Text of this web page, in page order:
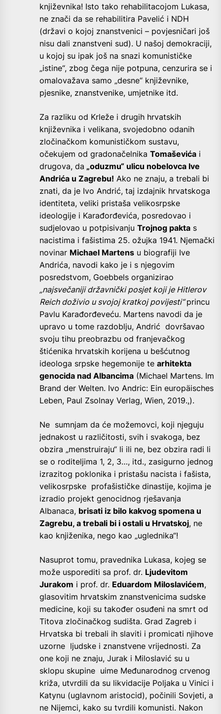
književnika! Isto tako rehabilitacojom Lukasa,
ne znači da se rehabilitira Pavelić i NDH
(državi o kojoj znanstvenici – povjesničari još
nisu dali znanstveni sud). U našoj demokraciji,
u kojoj su ipak još na snazi komunističke
„istine“, zbog čega nije potpuna, cenzurira se i
omalovažava samo „desne“ književnike,
pjesnike, znanstvenike, umjetnike itd.
Za razliku od Krleže i drugih hrvatskih
književnika i velikana, svojedobno odanih
zločinačkom komunističkom sustavu,
očekujem od gradonačelnika Tomaševića i
drugova, da „oduzmu“ ulicu nobelovca Ive
Andrića u Zagrebu! Ako ne znaju, a trebali bi
znati, da je Ivo Andrić, taj izdajnik hrvatskoga
identiteta, veliki pristaša velikosrpske
ideologije i Karađorđevića, posredovao i
sudjelovao u potpisivanju Trojnog pakta s
nacistima i fašistima 25. ožujka 1941. Njemački
novinar Michael Martens u biografiji Ive
Andrića, navodi kako je i s njegovim
posredstvom, Goebbels organizirao
„najsvečaniji državnički posjet koji je Hitlerov
Reich doživio u svojoj kratkoj povijesti“princu
Pavlu Karađorđeveću. Martens navodi da je
upravo u tome razdoblju, Andrić dovršavao
svoju tihu preobrazbu od franjevačkog
štićenika hrvatskih korijena u bešćutnog
ideologa srpske hegemonije te arhitekta
genocida nad Albancima (Michael Martens. Im
Brand der Welten. Ivo Andric: Ein europäisches
Leben, Paul Zsolnay Verlag, Wien, 2019.,).
Ne sumnjam da će možemovci, koji njeguju
jednakost u različitosti, svih i svakoga, bez
obzira „menstruiraju“ li ili ne, bez obzira radi li
se o roditeljima 1, 2, 3…, itd., zasigurno jednog
izrazitog poklonika i pristašu nacista i fašista,
velikosrpske profašističke dinastije, kojima je
izradio projekt genocidnog rješavanja
Albanaca, brisati iz bilo kakvog spomena u
Zagrebu, a trebali bi i ostali u Hrvatskoj, ne
kao knjiženika, nego kao „uglednika“!
Nasuprot tomu, pravednika Lukasa, kojeg se
može usporediti sa prof. dr. Ljudevitom
Jurakom i prof. dr. Eduardom Miloslavićem,
glasovitim hrvatskim znanstvenicima sudske
medicine, koji su također osuđeni na smrt od
Titova zločinačkog sudišta. Grad Zagreb i
Hrvatska bi trebali ih slaviti i promicati njihove
uzorne ljudske i znanstvene vrijednosti. Za
one koji ne znaju, Jurak i Miloslavić su u
sklopu skupine uime Međunarodnog crvenog
križa, utvrdili da su likvidacije Poljaka u Vinici i
Katynu (uglavnom aristocid), počinili Sovjeti, a
ne Nijemci, kako su tvrdili komunisti. Nakon